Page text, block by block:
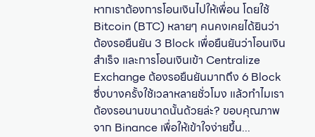
หากเราต้องการโอนเงินไปให้เพื่อน โดยใช้
Bitcoin (BTC) หลายๆ คนคงเคยได้ยินว่า
ต้องรอยืนยัน 3 Block เพื่อยืนยันว่าโอนเงิน
สำเร็จ และการโอนเงินเข้า Centralize
Exchange ต้องรอยืนยันมากถึง 6 Block
ซึ่งบางครั้งใช้เวลาหลายชั่วโมง แล้วทำไมเรา
ต้องรอนานขนาดนั้นด้วยล่ะ? ขอบคุณภาพ
จาก Binance เพื่อให้เข้าใจง่ายขึ้น...